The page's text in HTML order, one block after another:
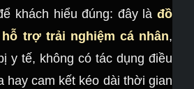
khách hiểu đúng: đây là đồ
trợ trải nghiệm cá nhân,
y tế, không có tác dụng điều
hay cam kết kéo dài thời gian